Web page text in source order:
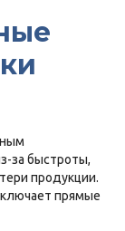
за быстроты,
продукции.
прямые